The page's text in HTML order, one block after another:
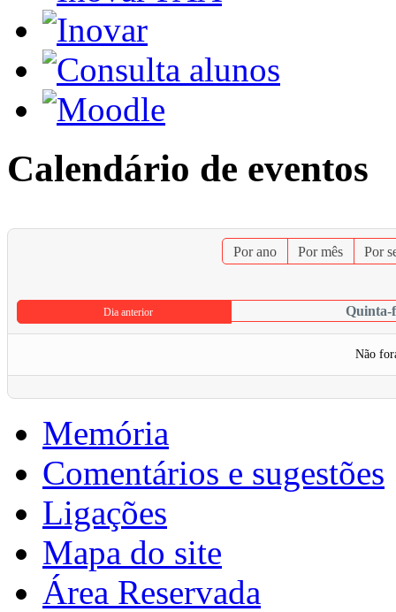
Calendário de eventos
Por ano Por mês Por
Dia anterior Quinta-
Não
Memória
Comentários e sugestões
Ligações
Mapa do site
Área Reservada